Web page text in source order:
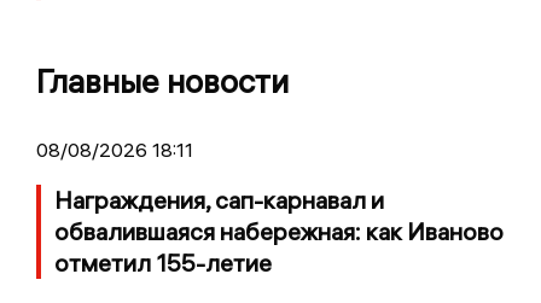
Главные новости
08/08/2026 18:11
Награждения, сап-карнавал и
обвалившаяся набережная: как Иваново
отметил 155-летие